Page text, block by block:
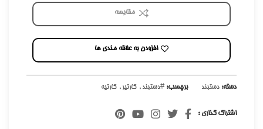
مقایسه
افزودن به علاقه مندی ها
دسته: دستبند برچسب: #دستبند , کارتیر , کارتیه
اشتراک گذاری :